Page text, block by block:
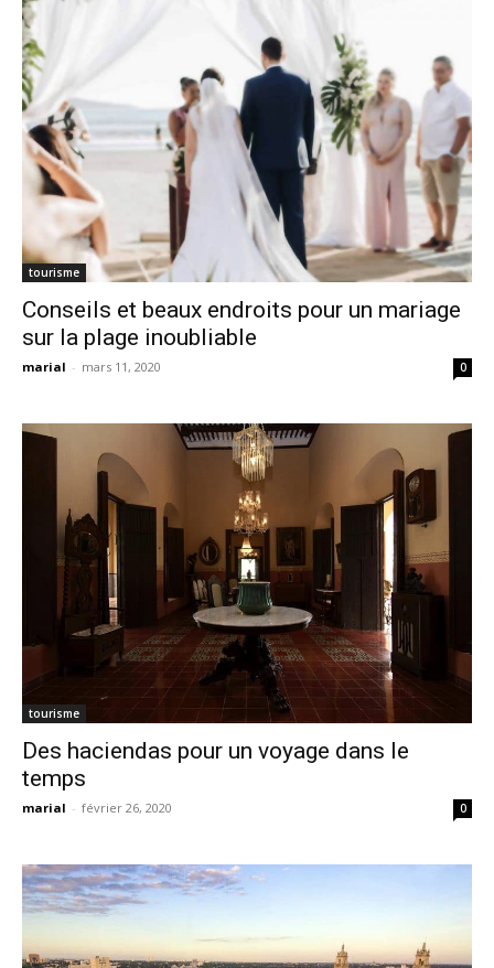
tourisme
Conseils et beaux endroits pour un mariage
sur la plage inoubliable
marial - mars 11, 2020 0
tourisme
Des haciendas pour un voyage dans le
temps
marial - février 26, 2020 0